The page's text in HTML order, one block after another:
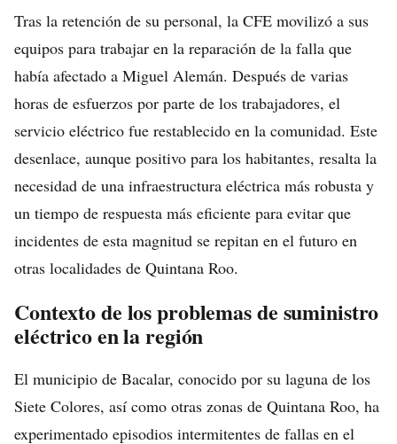
Tras la retención de su personal, la CFE movilizó a sus
equipos para trabajar en la reparación de la falla que
había afectado a Miguel Alemán. Después de varias
horas de esfuerzos por parte de los trabajadores, el
servicio eléctrico fue restablecido en la comunidad. Este
desenlace, aunque positivo para los habitantes, resalta la
necesidad de una infraestructura eléctrica más robusta y
un tiempo de respuesta más eficiente para evitar que
incidentes de esta magnitud se repitan en el futuro en
otras localidades de Quintana Roo.
Contexto de los problemas de suministro
eléctrico en la región
El municipio de Bacalar, conocido por su laguna de los
Siete Colores, así como otras zonas de Quintana Roo, ha
experimentado episodios intermitentes de fallas en el